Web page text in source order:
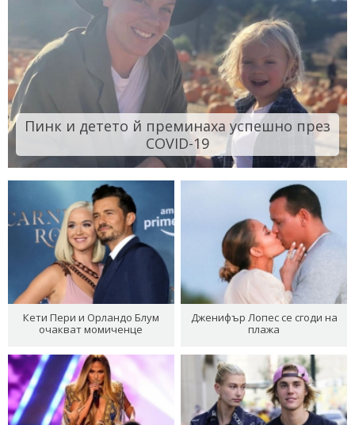
Пинк и детето й преминаха успешно през
COVID-19
Кети Пери и Орландо Блум
очакват момиченце
Дженифър Лопес се сгоди на
плажа